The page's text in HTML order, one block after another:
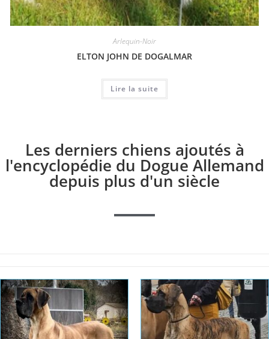
Arlequin-Noir
ELTON JOHN DE DOGALMAR
Lire la suite
Les derniers chiens ajoutés à
l'encyclopédie du Dogue Allemand
depuis plus d'un siècle